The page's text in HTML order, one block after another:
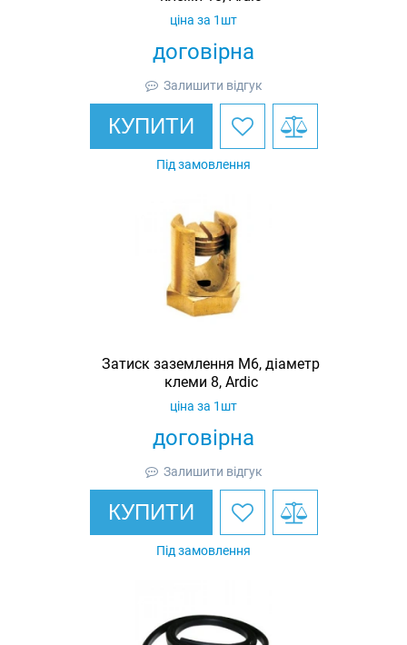
договірна
ціна за 1шт
Залишити відгук
КУПИТИ
Під замовлення
Затиск заземлення M6, діаметр
клеми 8, Ardic
договірна
ціна за 1шт
Залишити відгук
КУПИТИ
Під замовлення